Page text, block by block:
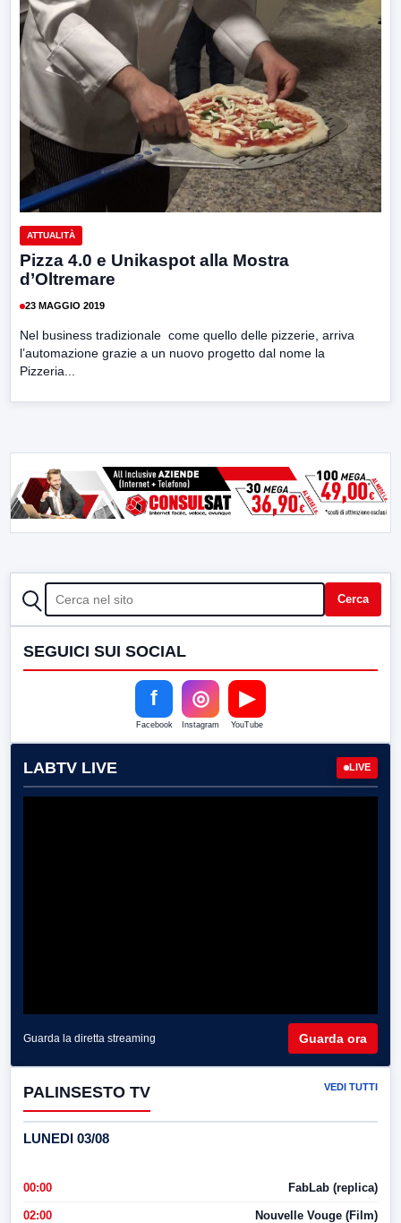
ATTUALITÀ
Pizza 4.0 e Unikaspot alla Mostra
d’Oltremare
23 MAGGIO 2019
Nel business tradizionale come quello delle pizzerie, arriva
l’automazione grazie a un nuovo progetto dal nome la
Pizzeria...
CERCA Cerca
SEGUICI SUI SOCIAL
f
Facebook
◎
Instagram
▶
YouTube
LABTV LIVE LIVE
Guarda la diretta streaming Guarda ora
PALINSESTO TV VEDI TUTTI
LUNEDI 03/08
00:00 FabLab (replica)
02:00 Nouvelle Vouge (Film)